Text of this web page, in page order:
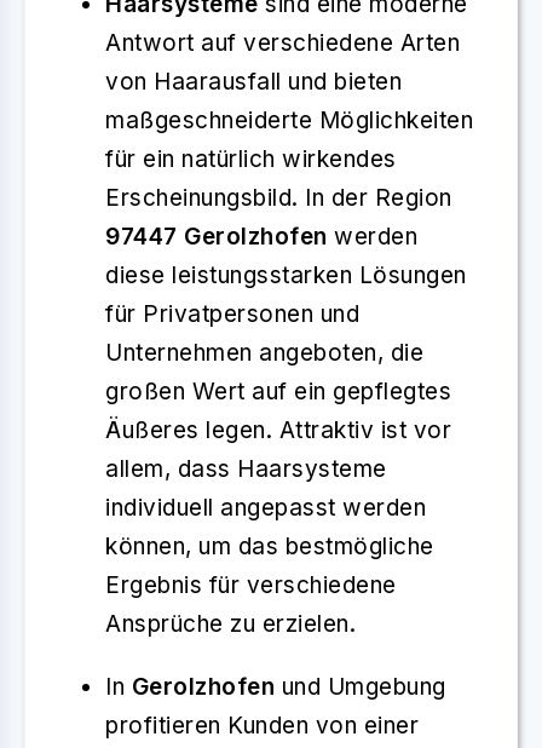
Antwort auf verschiedene Arten
von Haarausfall und bieten
maßgeschneiderte Möglichkeiten
für ein natürlich wirkendes
Erscheinungsbild. In der Region
97447 Gerolzhofen werden
diese leistungsstarken Lösungen
für Privatpersonen und
Unternehmen angeboten, die
großen Wert auf ein gepflegtes
Äußeres legen. Attraktiv ist vor
allem, dass Haarsysteme
individuell angepasst werden
können, um das bestmögliche
Ergebnis für verschiedene
Ansprüche zu erzielen.
In Gerolzhofen und Umgebung
profitieren Kunden von einer